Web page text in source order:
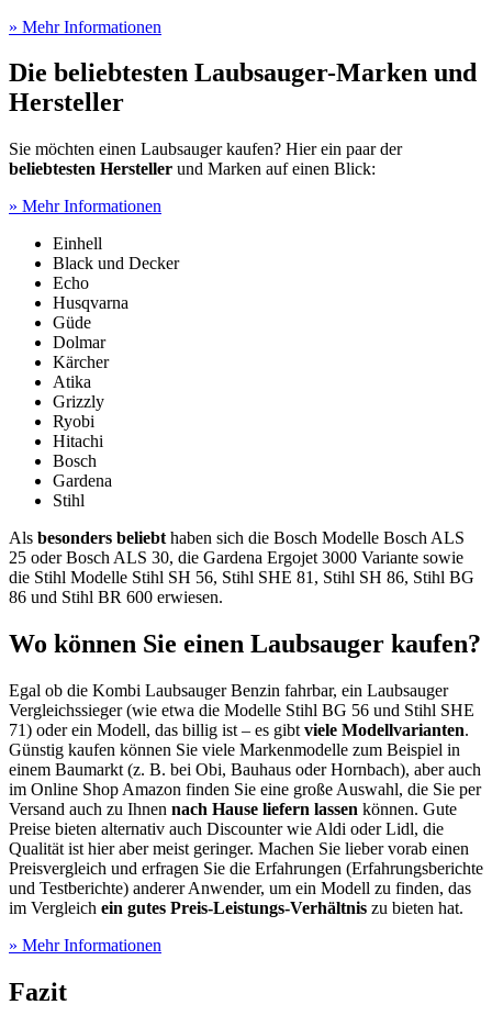
» Mehr Informationen
Die beliebtesten Laubsauger-Marken und
Hersteller
Sie möchten einen Laubsauger kaufen? Hier ein paar der
beliebtesten Hersteller und Marken auf einen Blick:
» Mehr Informationen
Einhell
Black und Decker
Echo
Husqvarna
Güde
Dolmar
Kärcher
Atika
Grizzly
Ryobi
Hitachi
Bosch
Gardena
Stihl
Als besonders beliebt haben sich die Bosch Modelle Bosch ALS
25 oder Bosch ALS 30, die Gardena Ergojet 3000 Variante sowie
die Stihl Modelle Stihl SH 56, Stihl SHE 81, Stihl SH 86, Stihl BG
86 und Stihl BR 600 erwiesen.
Wo können Sie einen Laubsauger kaufen?
Egal ob die Kombi Laubsauger Benzin fahrbar, ein Laubsauger
Vergleichssieger (wie etwa die Modelle Stihl BG 56 und Stihl SHE
71) oder ein Modell, das billig ist – es gibt viele Modellvarianten.
Günstig kaufen können Sie viele Markenmodelle zum Beispiel in
einem Baumarkt (z. B. bei Obi, Bauhaus oder Hornbach), aber auch
im Online Shop Amazon finden Sie eine große Auswahl, die Sie per
Versand auch zu Ihnen nach Hause liefern lassen können. Gute
Preise bieten alternativ auch Discounter wie Aldi oder Lidl, die
Qualität ist hier aber meist geringer. Machen Sie lieber vorab einen
Preisvergleich und erfragen Sie die Erfahrungen (Erfahrungsberichte
und Testberichte) anderer Anwender, um ein Modell zu finden, das
im Vergleich ein gutes Preis-Leistungs-Verhältnis zu bieten hat.
» Mehr Informationen
Fazit